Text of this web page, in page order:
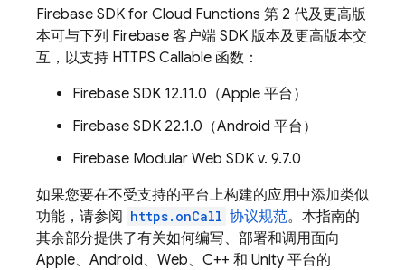
Firebase SDK for Cloud Functions 第 2 代及更高版
本可与下列 Firebase 客户端 SDK 版本及更高版本交
互，以支持 HTTPS Callable 函数：
Firebase SDK 12.11.0（Apple 平台）
Firebase SDK 22.1.0（Android 平台）
Firebase Modular Web SDK v. 9.7.0
如果您要在不受支持的平台上构建的应用中添加类似
功能，请参阅 https.onCall 协议规范。本指南的
其余部分提供了有关如何编写、部署和调用面向
Apple、Android、Web、C++ 和 Unity 平台的